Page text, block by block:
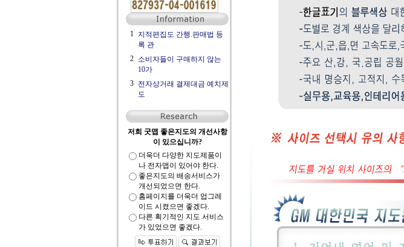
1 지적편집도 간행.판매법 등
록 관
2 소비자들이 구매하지 않는
10가
3 전자상거래 결제대금 예치제
도
저희 굿맵 좋은지도의 개선사항
이 있으십니까?
더욱더 다양한 지도제품이
나 전자맵이 있어야 한다.
좋은지도의 배송서비스가
개선되었으면 한다.
홈페이지를 더욱더 업그레
이드 시켰으면 좋겠다.
다른 획기적인 지도 서비스
가 있었으면 좋겠다.